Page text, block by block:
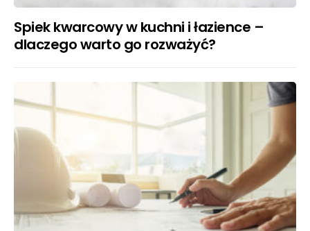
Spiek kwarcowy w kuchni i łazience –
dlaczego warto go rozważyć?